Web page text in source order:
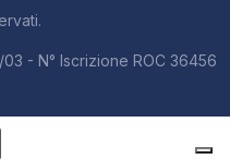
- N° Iscrizione ROC 36456